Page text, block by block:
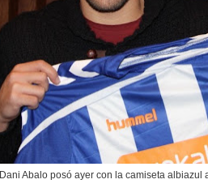
Dani Abalo posó ayer con la camiseta albiazul